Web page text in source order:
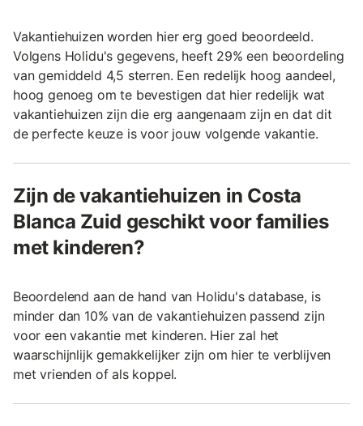
Vakantiehuizen worden hier erg goed beoordeeld.
Volgens Holidu's gegevens, heeft 29% een beoordeling
van gemiddeld 4,5 sterren. Een redelijk hoog aandeel,
hoog genoeg om te bevestigen dat hier redelijk wat
vakantiehuizen zijn die erg aangenaam zijn en dat dit
de perfecte keuze is voor jouw volgende vakantie.
Zijn de vakantiehuizen in Costa
Blanca Zuid geschikt voor families
met kinderen?
Beoordelend aan de hand van Holidu's database, is
minder dan 10% van de vakantiehuizen passend zijn
voor een vakantie met kinderen. Hier zal het
waarschijnlijk gemakkelijker zijn om hier te verblijven
met vrienden of als koppel.